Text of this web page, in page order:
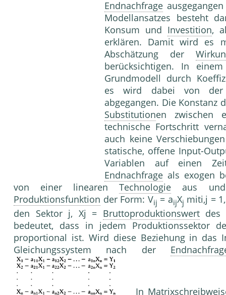
Endnachfrage
Modellansatzes besteht
Konsum und Investition,
erklären. Damit wird es
Abschätzung der
berücksichtigen. In
Grundmodell durch
es wird dabei von der
abgegangen. Die Konstanz
Substitutionen zwischen
technische Fortschritt
auch keine
statische, offene Input-
Variablen auf einen
Endnachfrage als exogen
von einer linearenTechnologie aus und
Produktionsfunktion der Form: Vij = aijXj miti,j =
den Sektor j, Xj = Bruttoproduktionswertdes
bedeutet, dass in jedem Produktionssektor
proportional ist. Wird diese Beziehung in das
Gleichungssystem nach der
In